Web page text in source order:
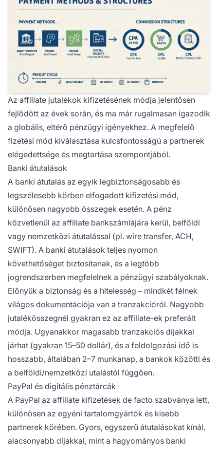
Az affiliate jutalékok kifizetésének módja jelentősen
fejlődött az évek során, és ma már rugalmasan igazodik
a globális, eltérő pénzügyi igényekhez. A megfelelő
fizetési mód kiválasztása kulcsfontosságú a partnerek
elégedettsége és megtartása szempontjából.
Banki átutalások
A banki átutalás az egyik legbiztonságosabb és
legszélesebb körben elfogadott kifizetési mód,
különösen nagyobb összegek esetén. A pénz
közvetlenül az affiliate bankszámlájára kerül, belföldi
vagy nemzetközi átutalással (pl. wire transfer, ACH,
SWIFT). A banki átutalások teljes nyomon
követhetőséget biztosítanak, és a legtöbb
jogrendszerben megfelelnek a pénzügyi szabályoknak.
Előnyük a biztonság és a hitelesség – mindkét félnek
világos dokumentációja van a tranzakcióról. Nagyobb
jutalékösszegnél gyakran ez az affiliate-ek preferált
módja. Ugyanakkor magasabb tranzakciós díjakkal
járhat (gyakran 15–50 dollár), és a feldolgozási idő is
hosszabb, általában 2–7 munkanap, a bankok közötti és
a belföldi/nemzetközi utalástól függően.
PayPal és digitális pénztárcák
A PayPal az affiliate kifizetések de facto szabványa lett,
különösen az egyéni tartalomgyártók és kisebb
partnerek körében. Gyors, egyszerű átutalásokat kínál,
alacsonyabb díjakkal, mint a hagyományos banki